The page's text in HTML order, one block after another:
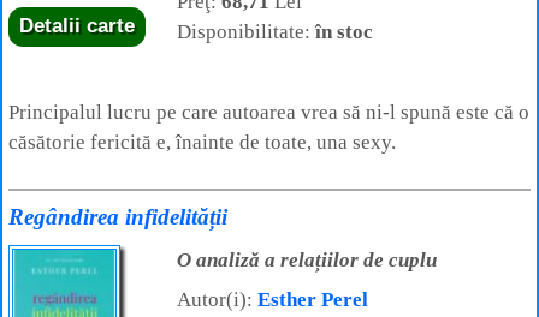
Detalii carte
Disponibilitate:în stoc
Principalul lucru pe care autoarea vrea să ni-l spună este că o
căsătorie fericită e, înainte de toate, una sexy.
Regândirea infidelității
O analiză a relațiilor de cuplu
Autor(i): Esther Perel